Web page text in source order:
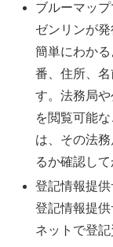
ブルーマッ
ゼンリンが
簡単にわか
番、住所、
す。法務局
を閲覧可能
は、その法
るか確認し
登記情報提
登記情報提
ネットで登記